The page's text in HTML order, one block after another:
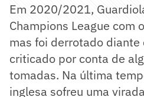
Em 2020/2021,
Champions League com
mas foi derrotado diante
criticado por conta de
tomadas. Na última
inglesa sofreu uma